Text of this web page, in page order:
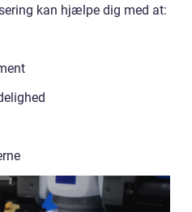
kan hjælpe dig med at: